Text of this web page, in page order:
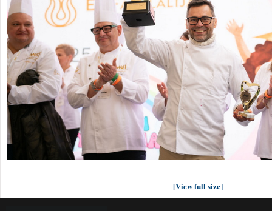
[View full size]